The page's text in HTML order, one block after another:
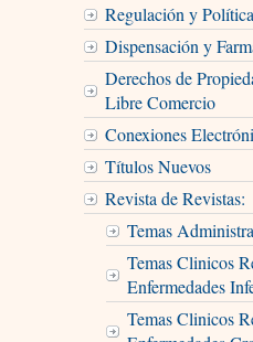
Regulación y
Dispensación y
Derechos de
Libre Comercio
Conexiones
Títulos Nuevos
Revista de Revistas:
Temas
Temas Clinicos
Enfermedades
Temas Clinicos